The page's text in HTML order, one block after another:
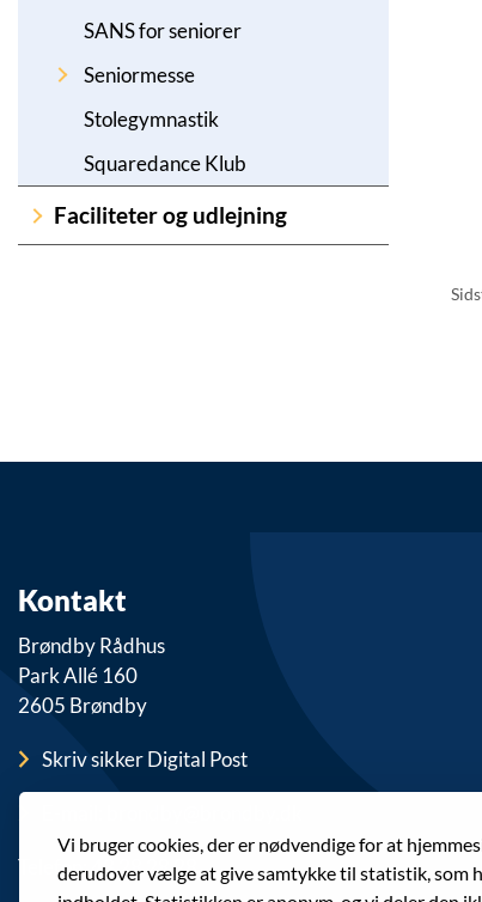
Vi bruger cookies, der er nødvendige for at
derudover vælge at give samtykke til statistik, som
SANS for seniorer
Seniormesse
Stolegymnastik
Squaredance Klub
Faciliteter og udlejning
Kontakt
Brøndby Rådhus
Park Allé 160
2605 Brøndby
Skriv sikker Digital Post
Telefon: 43 28 28 28